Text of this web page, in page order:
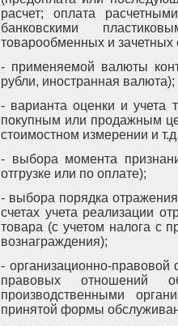
расчет; оплата
банковскими
товарообменных и зачетных
- применяемой валюты
рубли, иностранная валюта);
- варианта оценки и учета
покупным или продажным
стоимостном измерении и
- выбора момента
отгрузке или по оплате);
- выбора порядка
счетах учета реализации
товара (с учетом налога с
вознаграждения);
- организационно-
правовых отношений
производственными
принятой формы